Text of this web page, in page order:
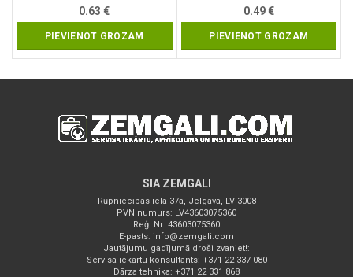
0.63€
PIEVIENOT GROZAM
0.49€
PIEVIENOT GROZAM
SIA ZEMGALI
Rūpniecības iela 37a, Jelgava, LV-3008
PVN numurs: LV43603075360
Reģ. Nr: 43603075360
E-pasts: info@zemgali.com
Jautājumu gadījumā droši zvaniet!:
Servisa iekārtu konsultants: +371 22 337 080
Dārza tehnika: +371 22 331 868